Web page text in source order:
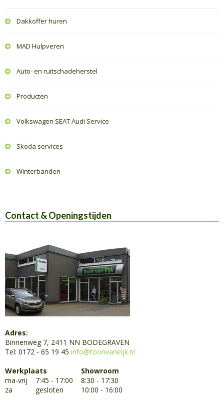
Dakkoffer huren
MAD Hulpveren
Auto- en ruitschadeherstel
Producten
Volkswagen SEAT Audi Service
Skoda services
Winterbanden
Contact & Openingstijden
Adres:
Binnenweg 7, 2411 NN BODEGRAVEN
Tel: 0172 - 65 19 45 info@toonvaneijk.nl
Werkplaats
Showroom
ma-vrij 7:45 - 17:00 8:30 - 17:30
za
gesloten 10:00 - 16:00